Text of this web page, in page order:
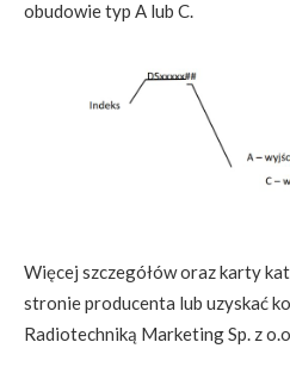
obudowie typ A lub C.
Więcej szczegółów oraz karty
stronie producenta lub uzyskać
Radiotechniką Marketing Sp. z